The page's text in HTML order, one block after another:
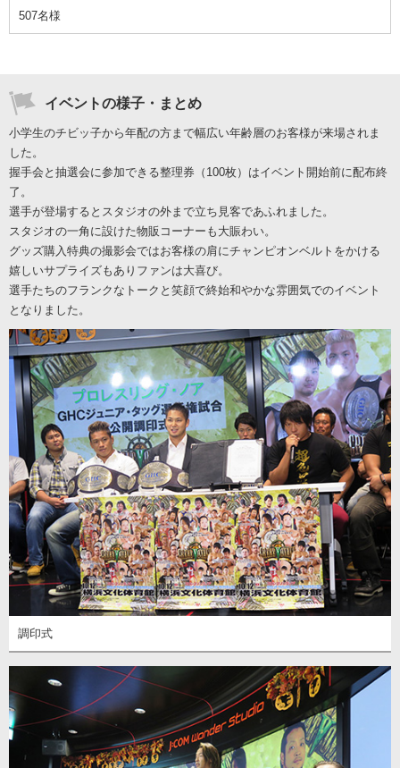
507名様
イベントの様子・まとめ
小学生のチビッ子から年配の方まで幅広い年齢層のお客様が来場されま
した。
握手会と抽選会に参加できる整理券（100枚）はイベント開始前に配布終
了。
選手が登場するとスタジオの外まで立ち見客であふれました。
スタジオの一角に設けた物販コーナーも大賑わい。
グッズ購入特典の撮影会ではお客様の肩にチャンピオンベルトをかける
嬉しいサプライズもありファンは大喜び。
選手たちのフランクなトークと笑顔で終始和やかな雰囲気でのイベント
となりました。
調印式